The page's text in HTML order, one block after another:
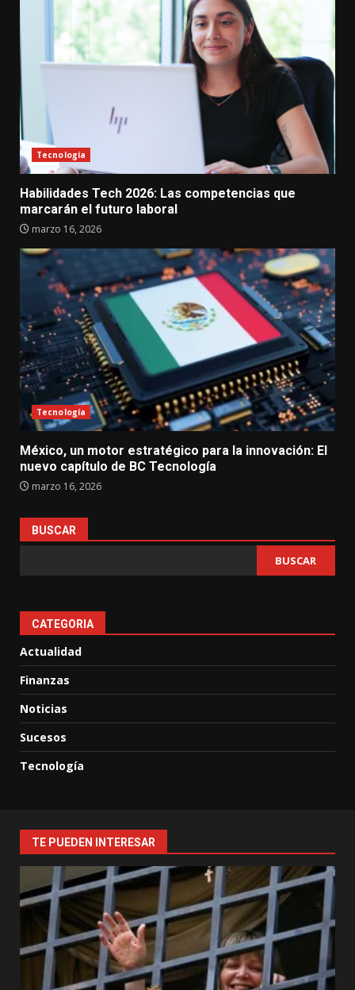
Tecnología
Habilidades Tech 2026: Las competencias que
marcarán el futuro laboral
marzo 16, 2026
Tecnología
México, un motor estratégico para la innovación: El
nuevo capítulo de BC Tecnología
marzo 16, 2026
BUSCAR
BUSCAR
CATEGORIA
Actualidad
Finanzas
Noticias
Sucesos
Tecnología
TE PUEDEN INTERESAR